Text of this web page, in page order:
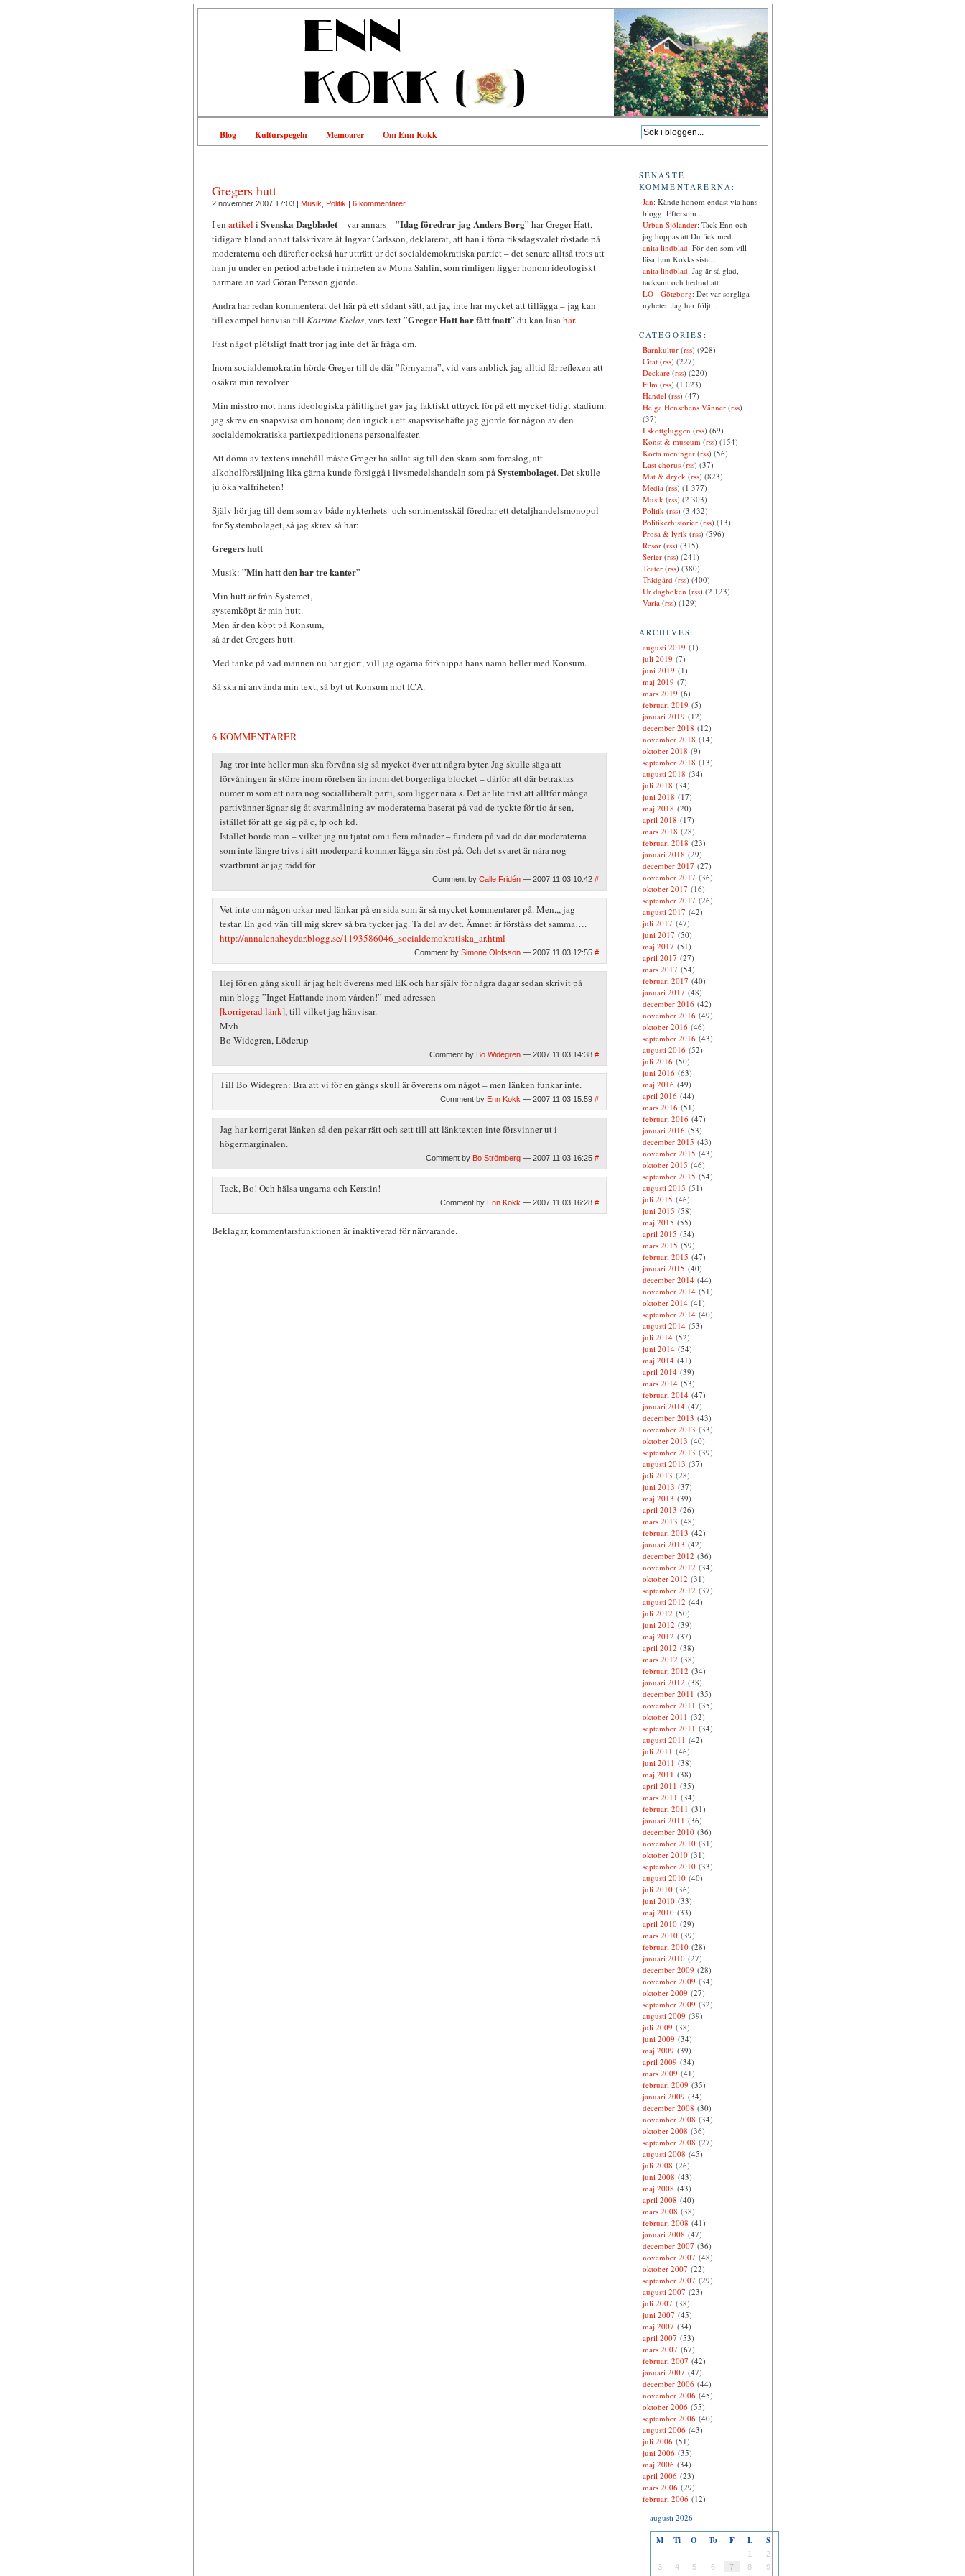
Blog Kulturspegeln Memoarer Om Enn Kokk
Gregers hutt
2 november 2007 17:03 | Musik Politik | 6 kommentarer
I en artikel i Svenska Dagbladet– var annars – ”Idag föredrar jag Anders Borg” har Greger Hatt,
tidigare bland annat talskrivare åt Ingvar Carlsson, deklarerat, att han i förra riksdagsvalet röstade på
moderaterna och därefter också har utträtt ur det socialdemokratiska partiet – det senare alltså trots att
han ju under en period arbetade i närheten av Mona Sahlin, som rimligen ligger honom ideologiskt
närmare än vad Göran Persson gjorde.
Andra har redan kommenterat det här på ett sådant sätt, att jag inte har mycket att tillägga – jag kan
till exempel hänvisa till Katrine Kielos, vars text ”Greger Hatt har fått fnatt” du kan läsahär.
Fast något plötsligt fnatt tror jag inte det är fråga om.
Inom socialdemokratin hörde Greger till de där ”förnyarna”, vid vars anblick jag alltid får reflexen att
osäkra min revolver.
Min misstro mot hans ideologiska pålitlighet gav jag faktiskt uttryck för på ett mycket tidigt stadium:
jag skrev en snapsvisa om honom; den ingick i ett snapsvisehäfte jag gjorde för någon av den
socialdemokratiska partiexpeditionens personalfester.
Att döma av textens innehåll måste Greger ha sällat sig till den skara som föreslog, att
alkoholförsäljning lika gärna kunde försiggå i livsmedelshandeln som påSystembolaget. Det skulle
ju öka valfriheten!
Själv hör jag till dem som av både nykterhets- och sortimentsskäl föredrar ett detaljhandelsmonopol
för Systembolaget, så jag skrev så här:
Gregers hutt
Musik: ”Min hatt den har tre kanter”
Min hutt är från Systemet,
systemköpt är min hutt.
Men är den köpt på Konsum,
så är det Gregers hutt.
Med tanke på vad mannen nu har gjort, vill jag ogärna förknippa hans namn heller med Konsum.
Så ska ni använda min text, så byt ut Konsum mot ICA.
6 KOMMENTARER
Jag tror inte heller man ska förvåna sig så mycket över att några byter. Jag skulle säga att
förvåningen är större inom rörelsen än inom det borgerliga blocket – därför att där betraktas
numer m som ett nära nog socialliberalt parti, som ligger nära s. Det är lite trist att alltför många
partivänner ägnar sig åt svartmålning av moderaterna baserat på vad de tyckte för tio år sen,
istället för att ge sig på c, fp och kd.
Istället borde man – vilket jag nu tjatat om i flera månader – fundera på vad de där moderaterna
som inte längre trivs i sitt moderparti kommer lägga sin röst på. Och det svaret är nära nog
svartbrunt är jag rädd för
Comment by Calle Fridén— 2007 11 03 10:42 #
Vet inte om någon orkar med länkar på en sida som är så mycket kommentarer på. Men,,, jag
testar. En god vän till mig skrev så bra tycker jag. Ta del av det. Ämnet är förståss det samma….
http://annalenaheydar.blogg.se/1193586046_socialdemokratiska_ar.html
Comment by Simone Olofsson— 2007 11 03 12:55 #
Hej för en gång skull är jag helt överens med EK och har själv för några dagar sedan skrivit på
min blogg ”Inget Hattande inom vården!” med adressen
[korrigerad länk], till vilket jag hänvisar.
Mvh
Bo Widegren, Löderup
Comment by Bo Widegren— 2007 11 03 14:38 #
Till Bo Widegren: Bra att vi för en gångs skull är överens om något – men länken funkar inte.
Comment by Enn Kokk — 2007 11 03 15:59 #
Jag har korrigerat länken så den pekar rätt och sett till att länktexten inte försvinner ut i
högermarginalen.
Comment by Bo Strömberg— 2007 11 03 16:25 #
Tack, Bo! Och hälsa ungarna och Kerstin!
Comment by Enn Kokk — 2007 11 03 16:28 #
Beklagar, kommentarsfunktionen är inaktiverad för närvarande.
SENASTE
KOMMENTARERNA:
Jan: Kände honom endast via hans
blogg. Eftersom...
Urban Sjölander: Tack Enn och
jag hoppas att Du fick med...
anita lindblad: För den som vill
läsa Enn Kokks sista...
anita lindblad: Jag är så glad,
tacksam och hedrad att...
LO - Göteborg: Det var sorgliga
nyheter. Jag har följt...
CATEGORIES:
Barnkultur(rss) (928)
Citat(rss) (227)
Deckare(rss) (220)
Film(rss) (1 023)
Handel(rss) (47)
Helga Henschens Vänner(rss)
(37)
I skottgluggen (rss) (69)
Konst & museum(rss) (154)
Korta meningar(rss) (56)
Last chorus(rss) (37)
Mat & dryck(rss) (823)
Media(rss) (1 377)
Musik(rss) (2 303)
Politik(rss) (3 432)
Politikerhistorier(rss) (13)
Prosa & lyrik(rss) (596)
Resor(rss) (315)
Serier(rss) (241)
Teater(rss) (380)
Trädgård(rss) (400)
Ur dagboken (rss) (2 123)
Varia(rss) (129)
ARCHIVES:
augusti 2019 (1)
juli 2019 (7)
juni 2019 (1)
maj 2019 (7)
mars 2019 (6)
februari 2019 (5)
januari 2019 (12)
december 2018 (12)
november 2018 (14)
oktober 2018 (9)
september 2018 (13)
augusti 2018 (34)
juli 2018 (34)
juni 2018 (17)
maj 2018 (20)
april 2018 (17)
mars 2018 (28)
februari 2018 (23)
januari 2018 (29)
december 2017 (27)
november 2017 (36)
oktober 2017 (16)
september 2017 (26)
augusti 2017 (42)
juli 2017 (47)
juni 2017 (50)
maj 2017 (51)
april 2017 (27)
mars 2017 (54)
februari 2017 (40)
januari 2017 (48)
december 2016(42)
november 2016(49)
oktober 2016(46)
september 2016(43)
augusti 2016(52)
juli 2016(50)
juni 2016(63)
maj 2016(49)
april 2016(44)
mars 2016(51)
februari 2016(47)
januari 2016(53)
december 2015 (43)
november 2015 (43)
oktober 2015 (46)
september 2015 (54)
augusti 2015 (51)
juli 2015 (46)
juni 2015 (58)
maj 2015 (55)
april 2015 (54)
mars 2015 (59)
februari 2015 (47)
januari 2015 (40)
december 2014(44)
november 2014(51)
oktober 2014(41)
september 2014(40)
augusti 2014(53)
juli 2014(52)
juni 2014(54)
maj 2014(41)
april 2014(39)
mars 2014(53)
februari 2014(47)
januari 2014(47)
december 2013 (43)
november 2013 (33)
oktober 2013 (40)
september 2013 (39)
augusti 2013 (37)
juli 2013 (28)
juni 2013 (37)
maj 2013 (39)
april 2013 (26)
mars 2013 (48)
februari 2013 (42)
januari 2013 (42)
december 2012 (36)
november 2012 (34)
oktober 2012 (31)
september 2012 (37)
augusti 2012 (44)
juli 2012 (50)
juni 2012 (39)
maj 2012 (37)
april 2012 (38)
mars 2012 (38)
februari 2012 (34)
januari 2012 (38)
december 2011 (35)
november 2011 (35)
oktober 2011 (32)
september 2011 (34)
augusti 2011 (42)
juli 2011 (46)
juni 2011 (38)
maj 2011 (38)
april 2011 (35)
mars 2011 (34)
februari 2011 (31)
januari 2011 (36)
december 2010(36)
november 2010(31)
oktober 2010(31)
september 2010(33)
augusti 2010(40)
juli 2010(36)
juni 2010(33)
maj 2010(33)
april 2010(29)
mars 2010(39)
februari 2010(28)
januari 2010(27)
december 2009 (28)
november 2009 (34)
oktober 2009 (27)
september 2009 (32)
augusti 2009 (39)
juli 2009 (38)
juni 2009 (34)
maj 2009 (39)
april 2009 (34)
mars 2009 (41)
februari 2009 (35)
januari 2009 (34)
december 2008 (30)
november 2008 (34)
oktober 2008 (36)
september 2008 (27)
augusti 2008 (45)
juli 2008 (26)
juni 2008 (43)
maj 2008 (43)
april 2008 (40)
mars 2008 (38)
februari 2008 (41)
januari 2008 (47)
december 2007 (36)
november 2007 (48)
oktober 2007 (22)
september 2007 (29)
augusti 2007 (23)
juli 2007 (38)
juni 2007 (45)
maj 2007 (34)
april 2007 (53)
mars 2007 (67)
februari 2007 (42)
januari 2007 (47)
december 2006(44)
november 2006(45)
oktober 2006(55)
september 2006(40)
augusti 2006(43)
juli 2006(51)
juni 2006(35)
maj 2006(34)
april 2006(23)
mars 2006(29)
februari 2006(12)
augusti 2026
M Ti O To F L S
1
2
3
4 5 6 7 8
9